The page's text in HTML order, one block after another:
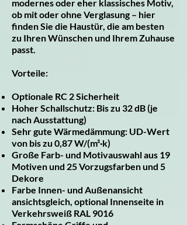
modernes oder eher klassisches Motiv,
ob mit oder ohne Verglasung – hier
finden Sie die Haustür, die am besten
zu Ihren Wünschen und Ihrem Zuhause
passt.
Vorteile:
Optionale RC 2 Sicherheit
Hoher Schallschutz: Bis zu 32 dB (je
nach Ausstattung)
Sehr gute Wärmedämmung: UD-Wert
von bis zu 0,87 W/(m²·k)
Große Farb- und Motivauswahl aus 19
Motiven und 25 Vorzugsfarben und 5
Dekore
Farbe Innen- und Außenansicht
ansichtsgleich, optional Innenseite in
Verkehrsweiß RAL 9016